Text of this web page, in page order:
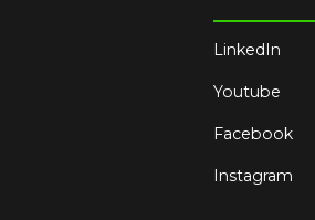
LinkedIn
Youtube
Facebook
Instagram